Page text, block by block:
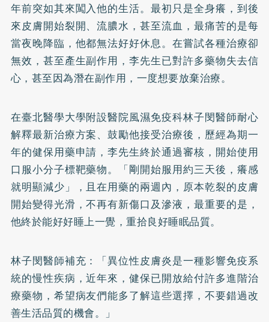
年前突如其來闖入他的生活。最初只是全身癢，到後
來皮膚開始裂開、流膿水，甚至流血，最痛苦的是每
當夜晚降臨，他都無法好好休息。在嘗試各種治療卻
無效，甚至產生副作用，李先生已對許多藥物失去信
心，甚至因為潛在副作用，一度想要放棄治療。
在臺北醫學大學附設醫院風濕免疫科林子閔醫師耐心
解釋最新治療方案、鼓勵他接受治療後，歷經為期一
年的健保用藥申請，李先生終於通過審核，開始使用
口服小分子標靶藥物。「剛開始服用約三天後，癢感
就明顯減少」，且在用藥的兩週內，原本乾裂的皮膚
開始變得光滑，不再有新傷口及滲液，最重要的是，
他終於能好好睡上一覺，重拾良好睡眠品質。
林子閔醫師補充：「異位性皮膚炎是一種影響免疫系
統的慢性疾病，近年來，健保已開放給付許多進階治
療藥物，希望病友們能多了解這些選擇，不要錯過改
善生活品質的機會。」